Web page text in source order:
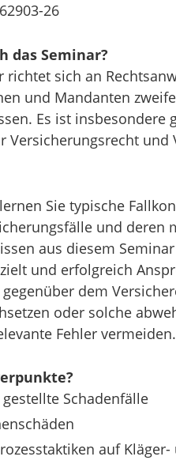
26
das Seminar?
richtet sich an
und Mandanten
Es ist insbesondere
Versicherungsrecht und
Sie typische
und deren
aus diesem
und erfolgreich
dem
oder solche
Fehler vermeiden.
Schadenfälle
auf